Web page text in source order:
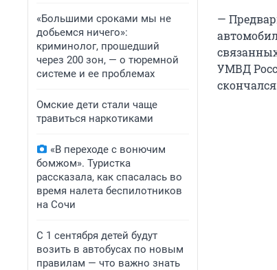
«Большими сроками мы не
добьемся ничего»:
криминолог, прошедший
через 200 зон, — о тюремной
системе и ее проблемах
Омские дети стали чаще
травиться наркотиками
«В переходе с вонючим
бомжом». Туристка
рассказала, как спасалась во
время налета беспилотников
на Сочи
С 1 сентября детей будут
возить в автобусах по новым
правилам — что важно знать
—
УМВД